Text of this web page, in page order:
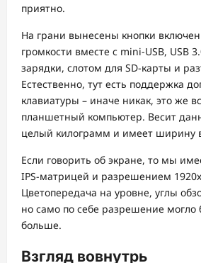
приятно.
На грани вынесены кнопки
громкости вместе с mini-USB, USB
зарядки, слотом для SD-карты и
Естественно, тут есть поддержка
клавиатуры – иначе никак, это же
планшетный компьютер. Весит
целый килограмм и имеет ширину
Если говорить об экране, то мы
IPS-матрицей и разрешением
Цветопередача на уровне, углы
но само по себе разрешение могло
больше.
Взгляд вовнутрь